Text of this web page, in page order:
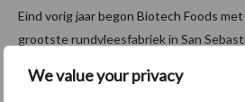
We value your privacy
Eind vorig jaar begon Biotech Foods
grootste rundvleesfabriek in San
R$, zal de eerste industriële fabriek van